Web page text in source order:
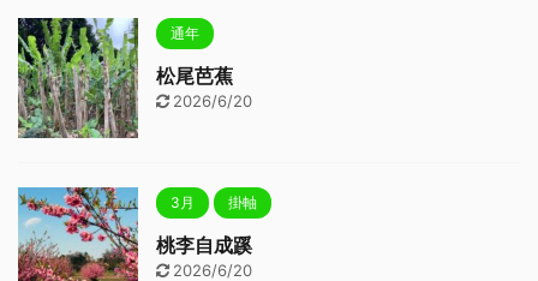
通年
松尾芭蕉
2026/6/20
3月 掛軸
桃李自成蹊
2026/6/20